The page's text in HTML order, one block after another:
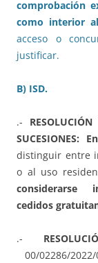
comprobación
como interior
acceso o
justificar.
B) ISD.
.-
SUCESIONES:
distinguir entre
o al uso
considerarse
cedidos
.-
00/02286/